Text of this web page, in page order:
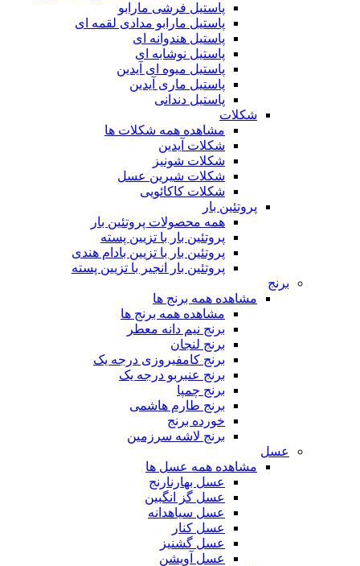
پاستیل فرشی مارابو
پاستیل مارابو مدادی لقمه ای
پاستیل هندوانه ای
پاستیل نوشابه ای
پاستیل میوه ای آیدین
پاستیل ماری آیدین
پاستیل دندانی
شکلات
مشاهده همه شکلات ها
شکلات آیدین
شکلات شونیز
شکلات شیرین عسل
شکلات کاکائویی
پروتئین بار
همه محصولات پروتئین بار
پروتئین بار با تزیین پسته
پروتئین بار با تزیین بادام هندی
پروتئین بار انجیر با تزیین پسته
برنج
مشاهده همه برنج ها
مشاهده همه برنج ها
برنج نیم دانه معطر
برنج لنجان
برنج کامفیروزی درجه یک
برنج عنبربو درجه یک
برنج چمپا
برنج طارم هاشمی
خورده برنج
برنج لاشه سرزمین
عسل
مشاهده همه عسل ها
عسل بهارنارنج
عسل گز انگبین
عسل سیاهدانه
عسل کنار
عسل گشنیز
عسل آویشن